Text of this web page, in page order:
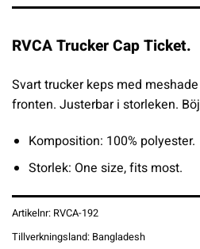
RVCA Trucker Cap Ticket.
Svart trucker keps med
fronten. Justerbar i storleken.
Komposition: 100% polyester.
Storlek: One size, fits most.
Artikelnr: RVCA-192
Tillverkningsland: Bangladesh